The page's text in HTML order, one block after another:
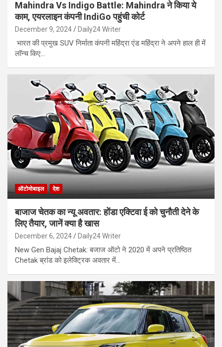
Mahindra Vs Indigo Battle: Mahindra ने किया ये
काम, एयरलाइन कंपनी IndiGo पहुंची कोर्ट
December 9, 2024 Daily24 Writer
भारत की प्रमुख SUV निर्माता कंपनी महिंद्रा एंड महिंद्रा ने अपने हाल ही में
लॉन्च किए…
ऑटोमोबाइल देश
बाजाज चेतक का न्यू अवतार: होंडा एक्टिवा ई को चुनौती देने के
लिए तैयार, जानें क्या है खास
December 6, 2024 Daily24 Writer
New Gen Bajaj Chetak: बजाज ऑटो ने 2020 में अपने प्रतिष्ठित
Chetak ब्रांड को इलेक्ट्रिक अवतार में…